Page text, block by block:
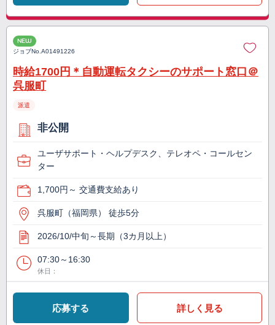
NEW
ジョブNo.A01491226
時給1700円＊自動運転タクシーのサポート窓口＠
呉服町
派遣
非公開
ユーザサポート・ヘルプデスク、テレオペ・コールセン
ター
1,700円～ 交通費支給あり
呉服町（福岡県） 徒歩5分
2026/10/中旬～長期（3カ月以上）
07:30～16:30
休日：
応募する 詳しく見る